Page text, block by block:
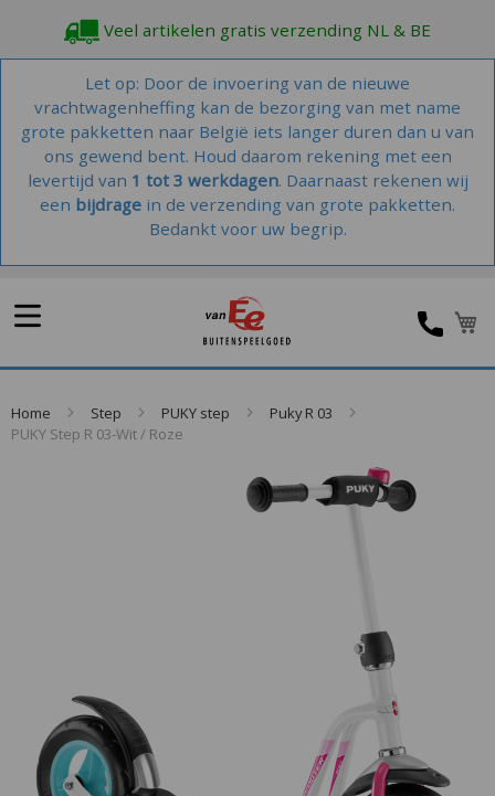
Veel artikelen gratis verzending NL & BE
Let op: Door de invoering van de nieuwe
vrachtwagenheffing kan de bezorging van met name
grote pakketten naar België iets langer duren dan u van
ons gewend bent. Houd daarom rekening met een
levertijd van 1 tot 3 werkdagen. Daarnaast rekenen wij
een bijdrage in de verzending van grote pakketten.
Bedankt voor uw begrip.
Home Step PUKY step
Puky R 03
PUKY Step R 03-Wit / Roze